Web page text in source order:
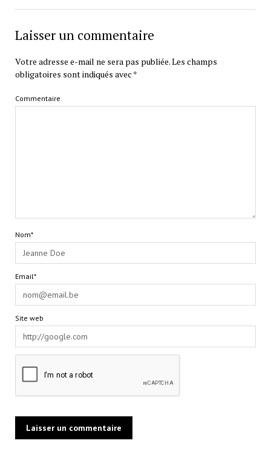
Laisser un commentaire
Votre adresse e-mail ne sera pas publiée.Les champs
obligatoires sont indiqués avec *
Commentaire
Nom*
Email*
Site web